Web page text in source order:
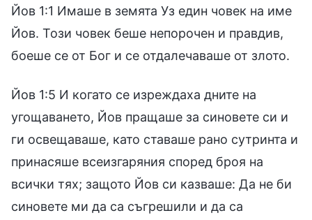
Йов 1:1 Имаше в земята Уз един човек на име
Йов. Този човек беше непорочен и правдив,
боеше се от Бог и се отдалечаваше от злото.
Йов 1:5 И когато се изреждаха дните на
угощаването, Йов пращаше за синовете си и
ги освещаваше, като ставаше рано сутринта и
принасяше всеизгаряния според броя на
всички тях; защото Йов си казваше: Да не би
синовете ми да са съгрешили и да са